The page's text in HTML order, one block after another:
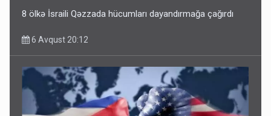
8 ölkə İsraili Qəzzada hücumları dayandırmağa çağırdı
6 Avqust 20:12